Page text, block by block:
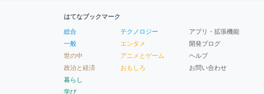
はてなブックマーク
総合
一般
世の中
政治と経済
暮らし
学び
テクノロジー
エンタメ
アニメとゲーム
おもしろ
アプリ・拡張機能
開発ブログ
ヘルプ
お問い合わせ